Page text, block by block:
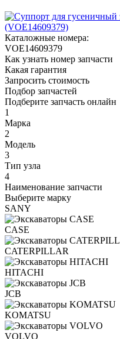
Каталожные номера:
VOE14609379
Как узнать номер запчасти
Какая гарантия
Запросить стоимость
Подбор запчастей
Подберите запчасть онлайн
1
Марка
2
Модель
3
Тип узла
4
Наименование запчасти
Выберите марку
SANY
CASE
CATERPILLAR
HITACHI
JCB
KOMATSU
VOLVO